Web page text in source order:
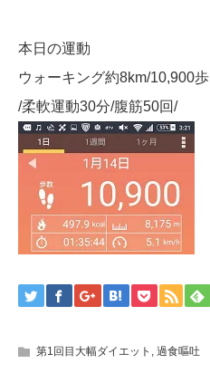
本日の運動
ウォーキング約8km/10,900歩
/柔軟運動30分/腹筋50回/
第1回目大幅ダイエット , 過食嘔吐